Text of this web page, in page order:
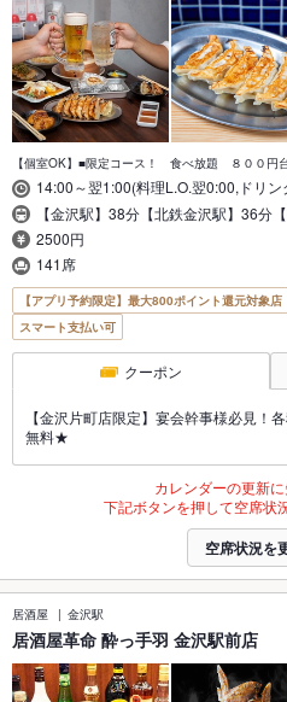
【個室OK】■限定コース！ 食べ放題 ８００
14:00～翌1:00(料理L.O.翌0:00,ドリン
【金沢駅】38分【北鉄金沢駅】36分
2500円
141席
【アプリ予約限定】最大800ポイント還元対象店
スマート支払い可
クーポン
【金沢片町店限定】宴会幹事様必見！
無料★
カレンダーの更新に
下記ボタンを押して空席状
空席状況を
居酒屋 金沢駅
居酒屋革命 酔っ手羽 金沢駅前店